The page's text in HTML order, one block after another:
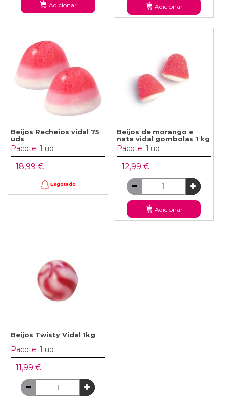
Adicionar Adicionar
Beijos Recheios vidal 75
uds
Pacote: 1 ud
18,99 €
Esgotado
Beijos de morango e
nata vidal gombolas 1 kg
Pacote: 1 ud
12,99 €
Adicionar
Beijos Twisty Vidal 1kg
Pacote: 1 ud
11,99 €